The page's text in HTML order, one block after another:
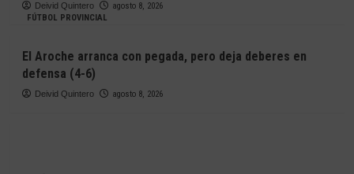
Deivid Quintero
agosto 8, 2026
FÚTBOL PROVINCIAL
El Aroche arranca con pegada, pero deja deberes en
defensa (4-6)
Deivid Quintero agosto 8, 2026